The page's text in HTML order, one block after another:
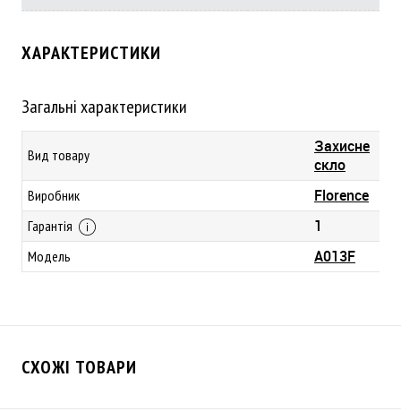
ХАРАКТЕРИСТИКИ
Загальні характеристики
Вид товару
Захисне
скло
Виробник Florence
Гарантія 1
Модель A013F
СХОЖІ ТОВАРИ